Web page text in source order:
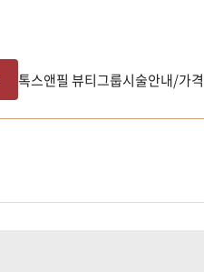
톡스앤필 뷰티그룹시술안내/가격